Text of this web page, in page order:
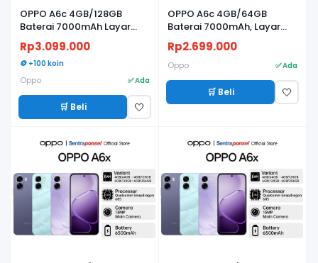
OPPO A6c 4GB/128GB
Baterai 7000mAh Layar
120Hz
Rp3.099.000
🪙 +100 koin
Oppo ✅ Ada
🛒 Beli 🤍
OPPO A6c 4GB/64GB
Baterai 7000mAh, Layar
120Hz
Rp2.699.000
Oppo ✅ Ada
🛒 Beli 🤍